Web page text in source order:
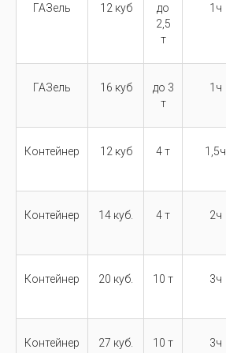
ГАЗель 12 куб
до
2,5
т
1ч
ГАЗель 16 куб
до 3
т
1ч
Контейнер 12 куб 4 т 1,5ч
Контейнер 14 куб. 4 т 2ч
Контейнер 20 куб. 10 т 3ч
Контейнер 27 куб. 10 т 3ч